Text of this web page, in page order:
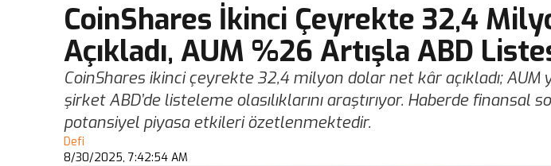
CoinShares İkinci Çeyrekte 32,4
Açıkladı, AUM %26 Artışla ABD
CoinShares ikinci çeyrekte 32,4 milyon dolar net kâr açıkladı;
şirket ABD’de listeleme olasılıklarını araştırıyor. Haberde
potansiyel piyasa etkileri özetlenmektedir.
Defi
8/30/2025, 7:42:54 AM